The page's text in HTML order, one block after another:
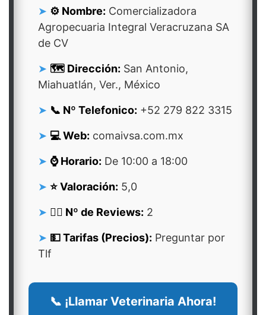
⚙️ Nombre: Comercializadora
Agropecuaria Integral Veracruzana SA
de CV
🗺️ Dirección: San Antonio,
Miahuatlán, Ver., México
📞 Nº Telefonico: +52 279 822 3315
💻 Web: comaivsa.com.mx
⌚ Horario: De 10:00 a 18:00
⭐ Valoración: 5,0
👍🏻 Nº de Reviews: 2
💵 Tarifas (Precios): Preguntar por
Tlf
📞 ¡Llamar Veterinaria Ahora!